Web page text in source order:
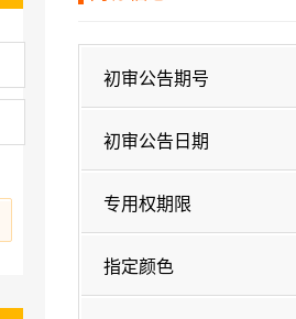
初审公告期号
初审公告日期
专用权期限
指定颜色